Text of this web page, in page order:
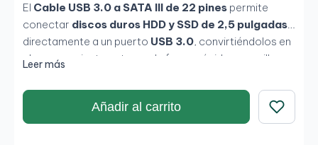
El Cable USB 3.0 a SATA III de 22 pines permite
conectar discos duros HDD y SSD de 2,5 pulgadas
directamente a un puerto USB 3.0, convirtiéndolos en
almacenamiento externo de forma rápida y sencilla.
versiones anteriores, es una solución práctica para
clonar discos, realizar copias de seguridad o reutilizar
un disco interno sin necesidad de carcasa adicional.
Leer más
Añadir al carrito